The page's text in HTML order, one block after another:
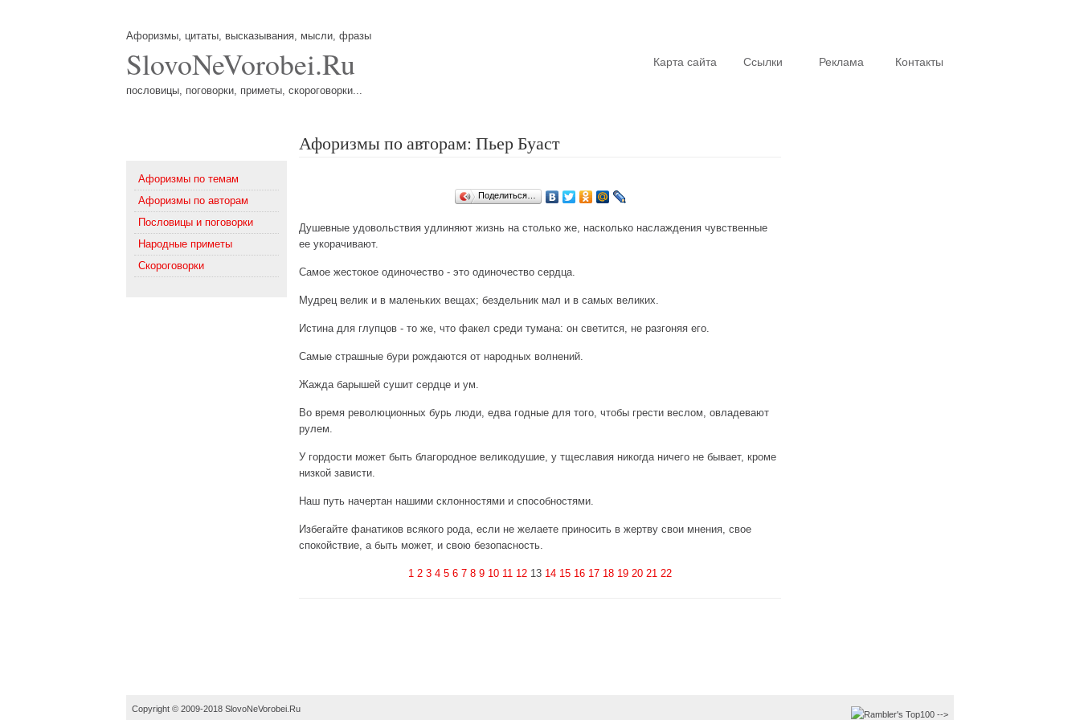
Афоризмы, цитаты, высказывания, мысли, фразы
SlovoNeVorobei.Ru
пословицы, поговорки, приметы, скороговорки...
Карта сайта Ссылки Реклама Контакты
Афоризмы по темам
Афоризмы по авторам
Пословицы и поговорки
Народные приметы
Скороговорки
Афоризмы по авторам: Пьер Буаст
Поделиться…
Душевные удовольствия удлиняют жизнь на столько же, насколько наслаждения чувственные
ее укорачивают.
Самое жестокое одиночество - это одиночество сердца.
Мудрец велик и в маленьких вещах; бездельник мал и в самых великих.
Истина для глупцов - то же, что факел среди тумана: он светится, не разгоняя его.
Самые страшные бури рождаются от народных волнений.
Жажда барышей сушит сердце и ум.
Во время революционных бурь люди, едва годные для того, чтобы грести веслом, овладевают
рулем.
У гордости может быть благородное великодушие, у тщеславия никогда ничего не бывает, кроме
низкой зависти.
Наш путь начертан нашими склонностями и способностями.
Избегайте фанатиков всякого рода, если не желаете приносить в жертву свои мнения, свое
спокойствие, а быть может, и свою безопасность.
1 2 3 4 5 6 7 8 9 10 11 12 13 14 15 16 17 18 19 20 21 22
Copyright © 2009-2018 SlovoNeVorobei.Ru
-->